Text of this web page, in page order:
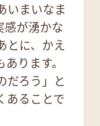
いまいなま
感が湧かな
とに、かえ
ります。
だろう」と
あることで